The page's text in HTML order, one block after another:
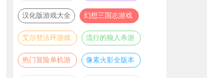
游戏合集
合集
汉化版游戏大全
幻想三国志游戏
辅助合集
艾尔登法环游戏
辅助合集
流行的狼人杀游
戏合集
热门冒险单机游
戏合集
像素火影全版本
合集